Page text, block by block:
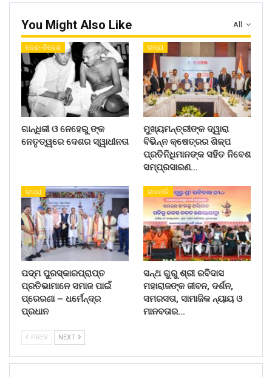
All
You Might Also Like
ଦେଶ- ବିଦେଶ
ଗାନ୍ଧିଜୀ ଓ ନେହେରୁ ଙ୍କ
ନେତୃତ୍ୱରେ ଦେଶର ସ୍ୱାଧୀନତା
ରାଜ୍ୟ
ମୁଖ୍ୟମନ୍ତ୍ରୀଙ୍କ ଦ୍ୱାରା
ବିଭିନ୍ନ କ୍ଷେତ୍ରର ଶିଳ୍ପ
ପ୍ରତିନିଧିମାନଙ୍କ ସହିତ ନିବେଶ
ସମ୍ପ୍ରସାରଣ…
ରାଜ୍ୟ
ପଦ୍ମ ପୁରସ୍କାରପ୍ରାପ୍ତ
ପ୍ରତିଭାମାନେ ସମାଜ ପାଇଁ
ପ୍ରେରଣା – ଧର୍ମେନ୍ଦ୍ର
ପ୍ରଧାନ
ରାଜନୀତି
ସନ୍ଥ ଗୁରୁ ଶ୍ରୀ ରବିଦାସ
ମହାରାଜଙ୍କ ଜୀବନ, ଦର୍ଶନ,
ସମରସତା, ସାମାଜିକ ନ୍ୟାୟ ଓ
ମାନବତାର…
PREV NEXT